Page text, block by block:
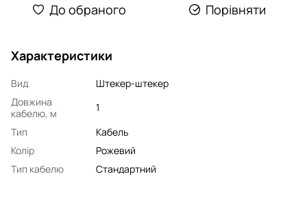
До обраного Порівняти
Характеристики
Вид
Штекер-штекер
Довжина
кабелю, м
1
Тип
Кабель
Колір
Рожевий
Тип кабелю
Стандартний